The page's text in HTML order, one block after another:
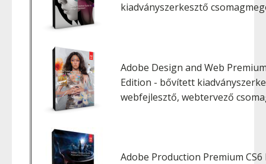
kiadványszerkesztő
Adobe Design and Web
Edition - bővített
webfejlesztő, webtervező
Adobe Production Premium